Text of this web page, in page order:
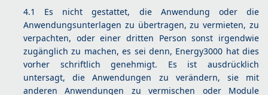
4.1 Es nicht gestattet, die Anwendung oder die
Anwendungsunterlagen zu übertragen, zu vermieten, zu
verpachten, oder einer dritten Person sonst irgendwie
zugänglich zu machen, es sei denn, Energy3000 hat dies
vorher schriftlich genehmigt. Es ist ausdrücklich
untersagt, die Anwendungen zu verändern, sie mit
anderen Anwendungen zu vermischen oder Module